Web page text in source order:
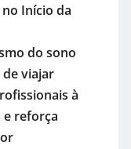
Início da
do sono
de viajar
à
e reforça